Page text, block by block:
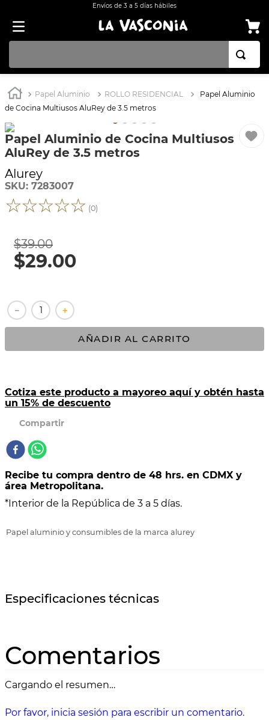
Envíos de 3 a 5 días hábiles
Papel Aluminio ROLLO RESIDENCIAL
Papel Aluminio
de Cocina Multiusos AluRey de 3.5 metros
Papel Aluminio de Cocina Multiusos
AluRey de 3.5 metros
Alurey
SKU: 7283007
☆☆☆☆☆ (0)
$39.00
$29.00
＋
－
AÑADIR AL CARRITO
Cotiza este producto a mayoreo aquí y obtén hasta
un 15% de descuento
Recibe tu compra dentro de 48 hrs. en CDMX y
área Metropolitana.
*Interior de la República de 3 a 5 días.
Papel aluminio y consumibles de la marca alurey
Especificaciones técnicas
Comentarios
Cargando el resumen…
Por favor, inicia sesión para escribir un comentario.
1. BATERÍA COCINA EKCO ALUMINIO ANTIADHERENTE 32 PIEZAS
3. OLLA
ARROCERA
5. INDUCCIÓN
6. SARTEN
8. BATERÍA
9. ACERO INOXIDABLE